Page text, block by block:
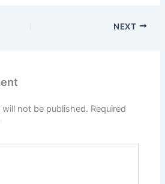
NEXT
not be published. Required